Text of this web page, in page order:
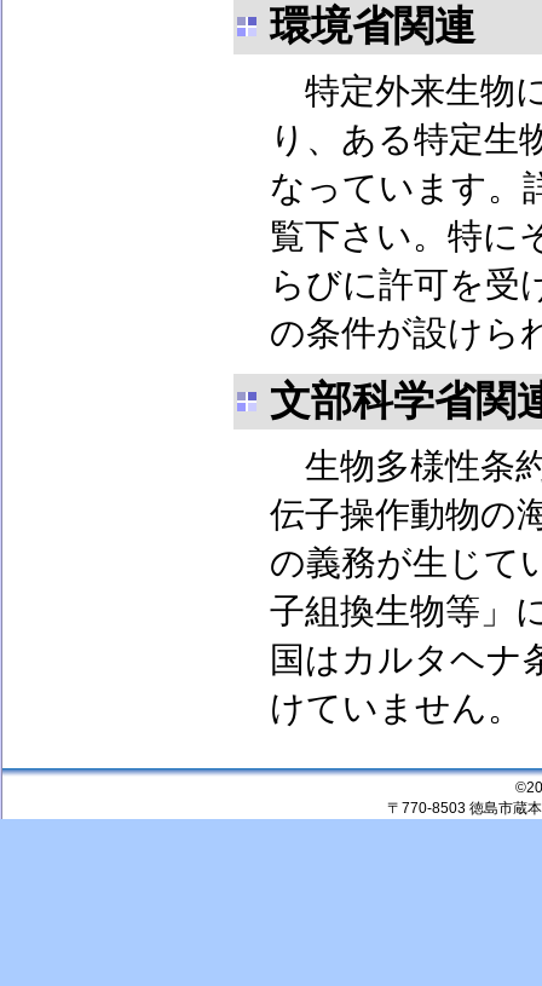
環境省関連
特定外来生物
り、ある特定生
なっています。
覧下さい。特に
らびに許可を受
の条件が設けら
文部科学省関
生物多様性条
伝子操作動物の
の義務が生じて
子組換生物等」
国はカルタヘナ
けていません。
〒770-8503 徳島市蔵